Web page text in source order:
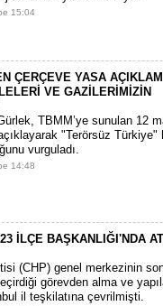
15:04
ÇERÇEVE YASA
VE GAZİLERİMİZİN
TBMM’ye sunulan 12
"Terörsüz
vurguladı.
14:48
İLÇE BAŞKANLIĞI'NDA
(CHP) genel merkezinin
görevden alma ve
il teşkilatına çevrilmişti.